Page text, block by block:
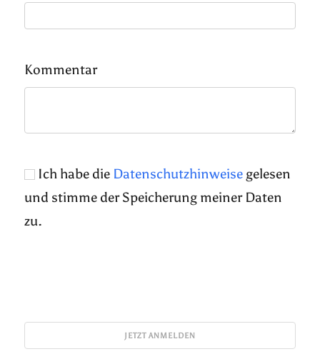
Kommentar
Ich habe die Datenschutzhinweise gelesen
und stimme der Speicherung meiner Daten
zu.